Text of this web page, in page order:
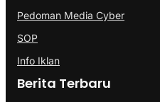
Pedoman Media Cyber
SOP
Info Iklan
Berita Terbaru